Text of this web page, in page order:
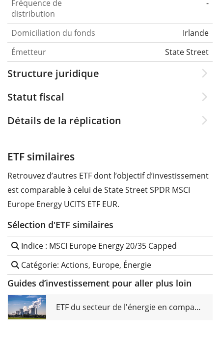
Fréquence de
distribution
-
Domiciliation du fonds
Irlande
Émetteur
State Street
Structure juridique
Statut fiscal
Détails de la réplication
ETF similaires
Retrouvez d’autres ETF dont l’objectif d’investissement
est comparable à celui de State Street SPDR MSCI
Europe Energy UCITS ETF EUR.
Sélection d'ETF similaires
Indice : MSCI Europe Energy 20/35 Capped
Catégorie: Actions, Europe, Énergie
Guides d’investissement pour aller plus loin
ETF du secteur de l'énergie en comparaison